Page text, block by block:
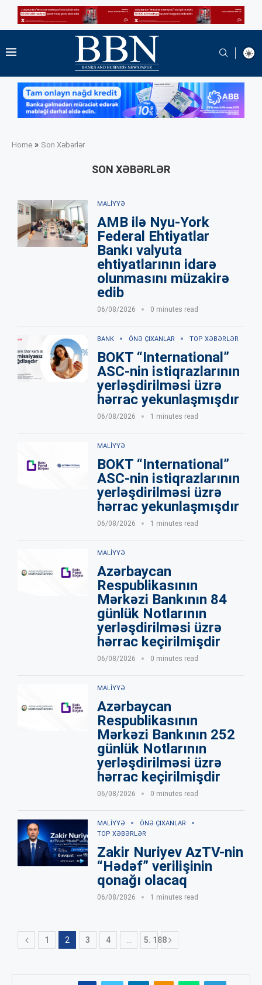
Home » Son Xəbərlər
SON XƏBƏRLƏR
MALIYYƏ
AMB ilə Nyu-York
Federal Ehtiyatlar
Bankı valyuta
ehtiyatlarının idarə
olunmasını müzakirə
edib
06/08/2026 0 minutes read
BANK ÖNƏ ÇIXANLAR TOP XƏBƏRLƏR
BOKT “International”
ASC-nin istiqrazlarının
yerləşdirilməsi üzrə
hərrac yekunlaşmışdır
06/08/2026 1 minutes read
MALIYYƏ
BOKT “International”
ASC-nin istiqrazlarının
yerləşdirilməsi üzrə
hərrac yekunlaşmışdır
06/08/2026 1 minutes read
MALIYYƏ
Azərbaycan
Respublikasının
Mərkəzi Bankının 84
günlük Notlarının
yerləşdirilməsi üzrə
hərrac keçirilmişdir
06/08/2026 0 minutes read
MALIYYƏ
Azərbaycan
Respublikasının
Mərkəzi Bankının 252
günlük Notlarının
yerləşdirilməsi üzrə
hərrac keçirilmişdir
06/08/2026 0 minutes read
MALIYYƏ
ÖNƏ ÇIXANLAR
TOP XƏBƏRLƏR
Zakir Nuriyev AzTV-nin
“Hədəf” verilişinin
qonağı olacaq
06/08/2026 1 minutes read
1 2 3 4 5. 188